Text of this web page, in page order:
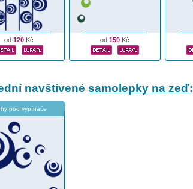
od 120 Kč od 150 Kč
navštívené samolepky na zeď:
pod vypínače